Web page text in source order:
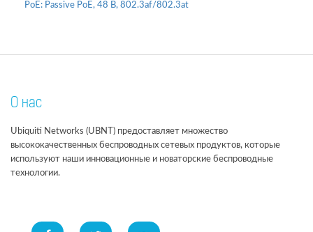
PoE: Passive PoE, 48 B, 802.3af/802.3at
О нас
Ubiquiti Networks (UBNT) предоставляет множество
высококачественных беспроводных сетевых продуктов, которые
используют наши инновационные и новаторские беспроводные
технологии.